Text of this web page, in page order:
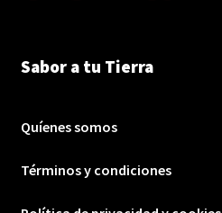
Sabor a tu Tierra
Quíenes somos
Términos y condiciones